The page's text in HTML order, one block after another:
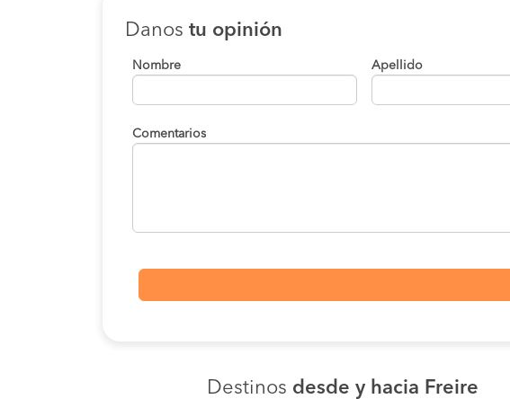
Danos tu opinión
Nombre Apellido
Comentarios
Destinos desde y hacia Freire